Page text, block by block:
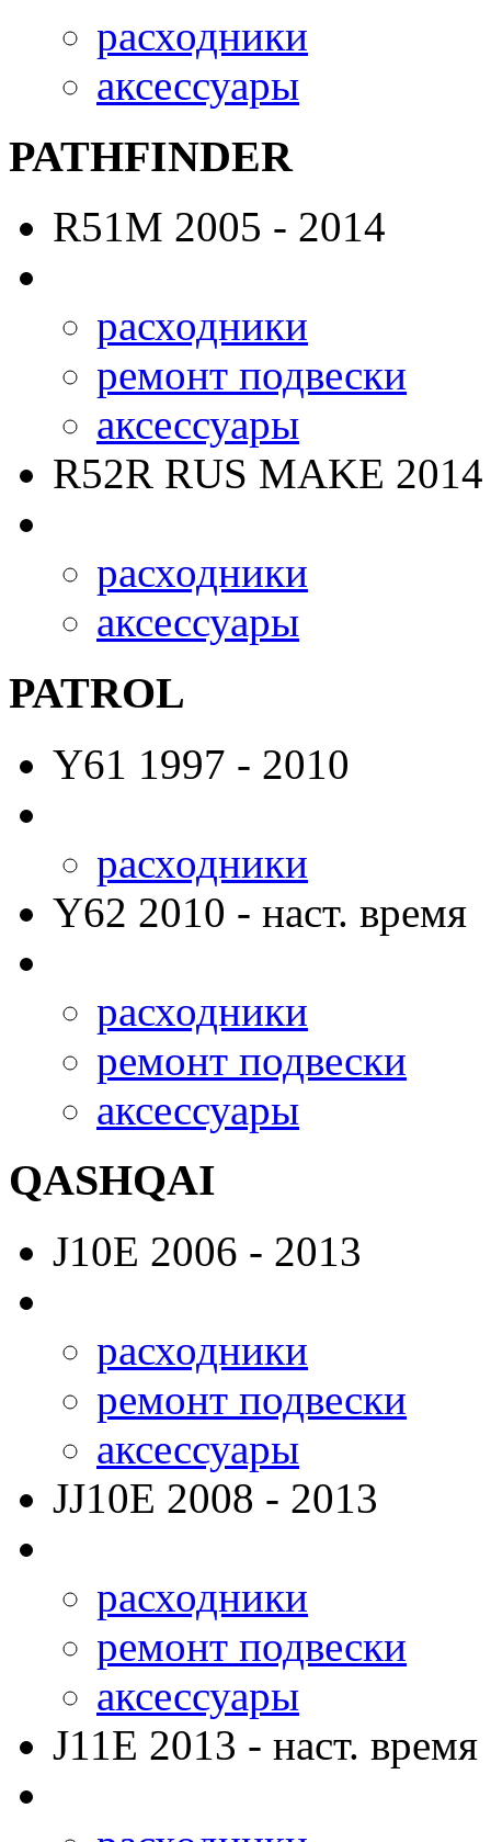
расходники
аксессуары
PATHFINDER
R51M 2005 - 2014
расходники
ремонт подвески
аксессуары
R52R RUS MAKE
расходники
аксессуары
PATROL
Y61 1997 - 2010
расходники
Y62 2010 - наст. время
расходники
ремонт подвески
аксессуары
QASHQAI
J10E 2006 - 2013
расходники
ремонт подвески
аксессуары
JJ10E 2008 - 2013
расходники
ремонт подвески
аксессуары
J11E 2013 - наст. время